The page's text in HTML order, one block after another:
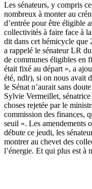
Les sénateurs, y compris
nombreux à monter au
d’entrée pour être éligible
collectivités à faire face à
dit dans cet hémicycle que
a rappelé le sénateur LR
de communes éligibles en
était fixé au départ », a
été, ndlr), si on nous avait
le Sénat n’aurait sans
Sylvie Vermeillet,
choses rejetée par le
commission des finances,
seuil ». Les amendements
débute ce jeudi, les
montrer au chevet des
l’énergie. Et qui plus est à